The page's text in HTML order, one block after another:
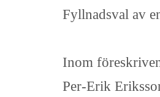
Fyllnadsval av
Inom
Per-Erik